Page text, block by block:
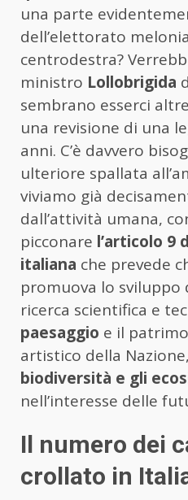
una parte
dell’elettorato
centrodestra?
ministro Lollobrigida
sembrano esserci
una revisione di una
anni. C’è davvero
ulteriore spallata
viviamo già
dall’attività umana,
picconare l’articolo 9
italiana che prevede
promuova lo sviluppo
ricerca scientifica e
paesaggio e il
artistico della Nazione,
biodiversità e gli
nell’interesse delle
Il numero dei
crollato in